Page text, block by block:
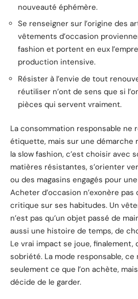
nouveauté éphémère.
Se renseigner sur l’origine des
vêtements d’occasion
fashion et portent en eux
production intensive.
Résister à l’envie de tout
réutiliser n’ont de sens que si
pièces qui servent vraiment.
La consommation responsable ne
étiquette, mais sur une démarche
la slow fashion, c’est choisir avec
matières résistantes, s’orienter
ou des magasins engagés pour
Acheter d’occasion n’exonère pas
critique sur ses habitudes. Un
n’est pas qu’un objet passé de
aussi une histoire de temps, de
Le vrai impact se joue, finalement,
sobriété. La mode responsable, ce
seulement ce que l’on achète,
décide de le garder.